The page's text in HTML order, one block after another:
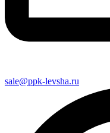
sale@ppk-levsha.ru